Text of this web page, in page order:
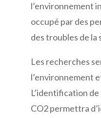
l’environnement
occupé par des
des troubles de la
Les recherches
l’environnement
L’identification
CO2 permettra